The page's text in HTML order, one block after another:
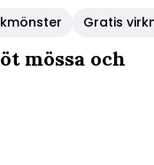
Gratis
mössa och